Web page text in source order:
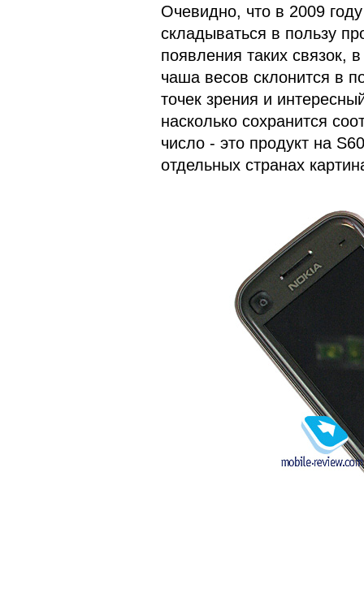
Очевидно, что в 2009
складываться в пользу
появления таких связок,
чаша весов склонится в
точек зрения и
насколько сохранится
число - это продукт на
отдельных странах